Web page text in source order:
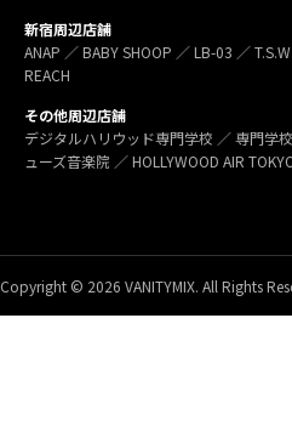
新宿周辺店舗
ANAP ／ BABY SHOOP ／ LB-03 ／
REACH
その他周辺店舗
デジタルハリウッド専門学校 ／ 専門学
ューズ音楽院 ／ HOLLYWOOD AIR
Copyright © 2026 VANITYMIX. All Rights